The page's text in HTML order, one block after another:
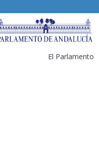
El Parlamento